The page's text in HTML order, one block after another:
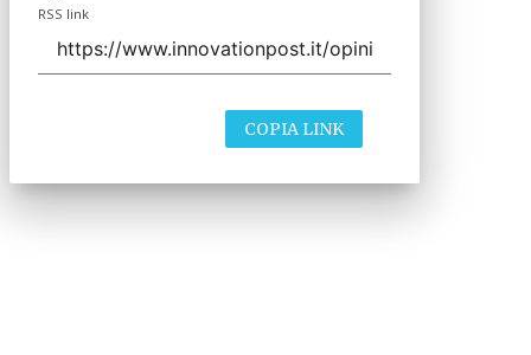
RSS link
COPIA LINK